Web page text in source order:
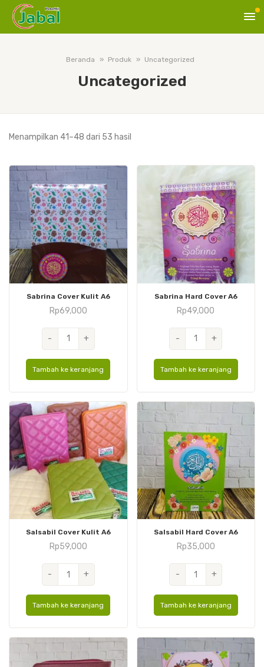
Beranda Produk Uncategorized
Uncategorized
Menampilkan 41–48 dari 53 hasil
Sabrina Cover Kulit A6
Rp69,000
-
Kuantitas
Sabrina
Cover
A6
+
Tambah ke keranjang
Sabrina Hard Cover A6
Rp49,000
-
Kuantitas
Sabrina
Hard
A6
+
Tambah ke keranjang
Salsabil Cover Kulit A6
Rp59,000
-
Kuantitas
Salsabil
Cover
A6
+
Tambah ke keranjang
Salsabil Hard Cover A6
Rp35,000
-
Kuantitas
Salsabil
Hard
A6
+
Tambah ke keranjang